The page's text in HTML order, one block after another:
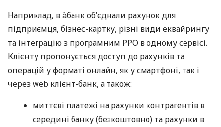
Наприклад, в àбанк об’єднали рахунок для
підприємця, бізнес-картку, різні види еквайрингу
та інтеграцію з програмним РРО в одному сервісі.
Клієнту пропонується доступ до рахунків та
операцій у форматі онлайн, як у смартфоні, так і
через web клієнт-банк, а також:
миттєві платежі на рахунки контрагентів в
середині банку (безкоштовно) та рахунки в